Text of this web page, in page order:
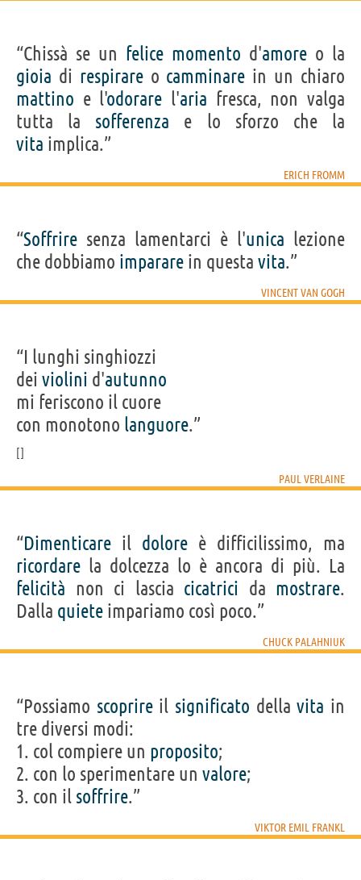
“Chissà se un felice momento d'amore o la
gioia di respirareo camminare in un chiaro
mattino e l'odorare l'aria fresca, non valga
tutta la sofferenza e lo sforzo che la
vita implica.”
ERICH FROMM
“Soffrire senza lamentarci è l'unica lezione
che dobbiamo imparare in questa vita.”
VINCENT VAN GOGH
“I lunghi singhiozzi
dei violini d'autunno
mi feriscono il cuore
con monotono languore.”
PAUL VERLAINE
“Dimenticare il dolore è difficilissimo, ma
ricordare la dolcezza lo è ancora di più. La
felicità non ci lascia cicatrici da mostrare.
Dalla quiete impariamo così poco.”
CHUCK PALAHNIUK
“Possiamo scoprireil significato dellavita in
tre diversi modi:
1. col compiere un proposito;
2. con lo sperimentare un valore;
3. con il soffrire.”
VIKTOR EMIL FRANKL